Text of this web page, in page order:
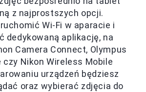
z najprostszych opcji.
Wi-Fi w aparacie i
dedykowaną aplikację, na
Camera Connect, Olympus
czy Nikon Wireless Mobile
urządzeń będziesz
oraz wybierać zdjęcia do